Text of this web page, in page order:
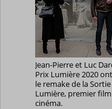
Jean-Pierre et Luc
Prix Lumière 2020
le remake de la
Lumière, premier
cinéma.